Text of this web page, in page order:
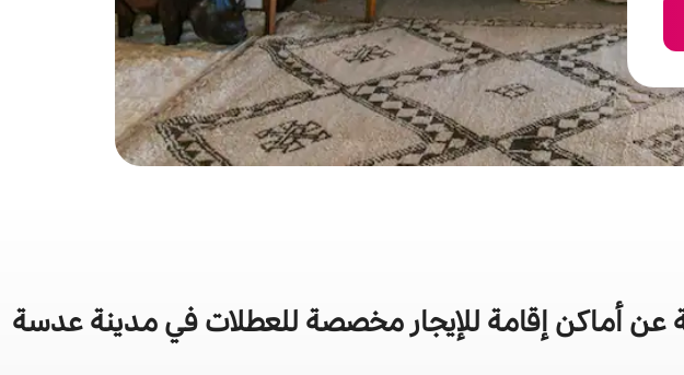
عن أماكن إقامة للإيجار مخصصة للعطلات في مدينة عدسة